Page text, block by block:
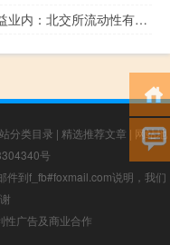
超七成北交所主题基金今年实现正收益业内：北交所流动性有望进一步改善
分类目录 | 精选推荐文章 | 网站地
号
件到f_fb#foxmail.com说明，我们
性广告及商业合作